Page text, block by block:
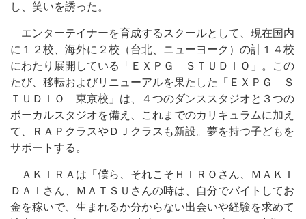
し、笑いを誘った。
エンターテイナーを育成するスクールとして、現在国内
に１２校、海外に２校（台北、ニューヨーク）の計１４校
にわたり展開している「ＥＸＰＧ ＳＴＵＤＩＯ」。この
たび、移転およびリニューアルを果たした「ＥＸＰＧ Ｓ
ＴＵＤＩＯ 東京校」は、４つのダンススタジオと３つの
ボーカルスタジオを備え、これまでのカリキュラムに加え
て、ＲＡＰクラスやＤＪクラスも新設。夢を持つ子どもを
サポートする。
ＡＫＩＲＡは「僕ら、それこそＨＩＲＯさん、ＭＡＫＩ
ＤＡＩさん、ＭＡＴＳＵさんの時は、自分でバイトしてお
金を稼いで、生まれるか分からない出会いや経験を求めて